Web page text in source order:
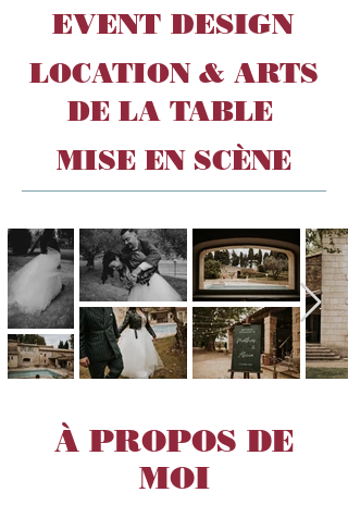
EVENT DESIGN
LOCATION & ARTS
DE LA TABLE
MISE EN SCÈNE
À PROPOS DE
MOI